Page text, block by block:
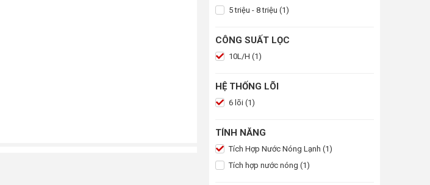
5 triệu - 8 triệu (1)
CÔNG SUẤT LỌC
10L/H (1)
HỆ THỐNG LÕI
6 lõi (1)
TÍNH NĂNG
Tích Hợp Nước Nóng Lạnh (1)
Tích hợp nước nóng (1)